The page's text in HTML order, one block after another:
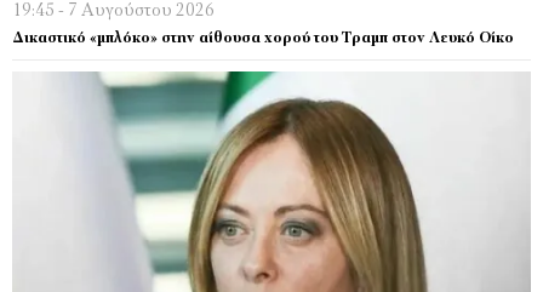
19:45 - 7 Αυγούστου 2026
Δικαστικό «μπλόκο» στην αίθουσα χορού του Τραμπ στον Λευκό Οίκο